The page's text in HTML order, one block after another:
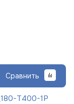
Сравнить
Т400-1Р